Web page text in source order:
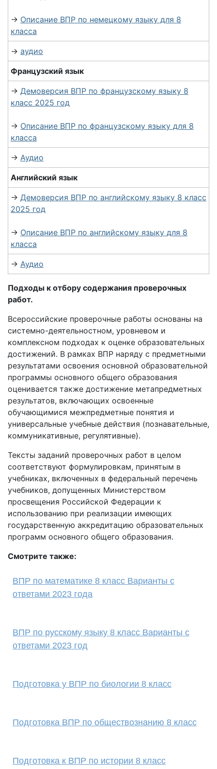
→ Описание ВПР по немецкому языку для 8
класса
→ аудио
Французский язык
→ Демоверсия ВПР по французскому языку 8
класс 2025 год
→ Описание ВПР по французскому языку для 8
класса
→ Аудио
Английский язык
→ Демоверсия ВПР по английскому языку 8 класс
2025 год
→ Описание ВПР по английскому языку для 8
класса
→ Аудио
Подходы к отбору содержания проверочных
работ.
Всероссийские проверочные работы основаны на
системно-деятельностном, уровневом и
комплексном подходах к оценке образовательных
достижений. В рамках ВПР наряду с предметными
результатами освоения основной образовательной
программы основного общего образования
оценивается также достижение метапредметных
результатов, включающих освоенные
обучающимися межпредметные понятия и
универсальные учебные действия (познавательные,
коммуникативные, регулятивные).
Тексты заданий проверочных работ в целом
соответствуют формулировкам, принятым в
учебниках, включенных в федеральный перечень
учебников, допущенных Министерством
просвещения Российской Федерации к
использованию при реализации имеющих
государственную аккредитацию образовательных
программ основного общего образования.
Смотрите также:
ВПР по математике 8 класс Варианты с
ответами 2023 года
ВПР по русскому языку 8 класс Варианты с
ответами 2023 год
Подготовка у ВПР по биологии 8 класс
Подготовка ВПР по обществознанию 8 класс
Подготовка к ВПР по истории 8 класс